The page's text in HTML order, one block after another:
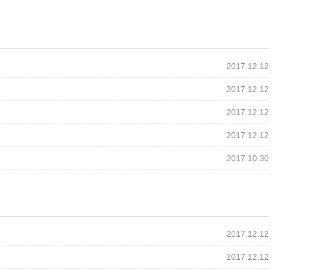
2017.12.12
2017.12.12
2017.12.12
2017.12.12
2017.10.30
2017.12.12
2017.12.12